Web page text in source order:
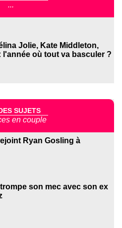
...
Jolie, Kate Middleton,
l'année où tout va basculer ?
SUJETS
en couple
Ryan Gosling à
son mec avec son ex